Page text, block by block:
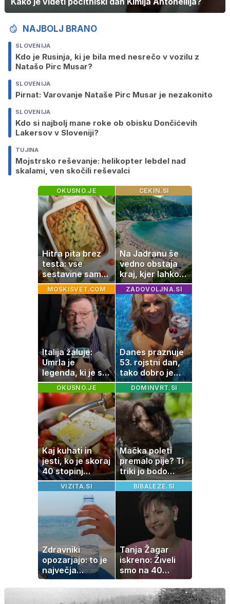
NAJBOLJ BRANO
SLOVENIJA
Kdo je Rusinja, ki je bila med nesrečo v vozilu z
Natašo Pirc Musar?
SLOVENIJA
Pirnat: Varovanje Nataše Pirc Musar je nezakonito
SLOVENIJA
Kdo si najbolj mane roke ob obisku Dončićevih
Lakersov v Sloveniji?
TUJINA
Mojstrsko reševanje: helikopter lebdel nad
skalami, ven skočili reševalci
OKUSNO.JE
Hitra pita brez
testa: vse
sestavine samo
zmešate in
pečica opravi
ostalo
CEKIN.SI
Na Jadranu še
vedno obstaja
kraj, kjer lahko
dopustujete
poceni:
nastanitev že od
10 evrov, kosilo
za pet evrov
MOSKISVET.COM
Italija žaluje:
Umrla je
legenda, ki je s
svojimi pesmimi
zaznamovala
Italijo
ZADOVOLJNA.SI
Danes praznuje
53. rojstni dan,
tako dobro je
videti znana
Slovenka
OKUSNO.JE
Kaj kuhati in
jesti, ko je skoraj
40 stopinj
Celzija: 5 kosil
brez prižiganja
DOMINVRT.SI
Mačka poleti
premalo pije? Ti
triki jo bodo
spodbudili, da
zaužije več vode
VIZITA.SI
Zdravniki
opozarjajo: to je
največja
napaka, ki jo
ljudje delajo med
vročino
BIBALEZE.SI
Tanja Žagar
iskreno: Živeli
smo na 40
kvadratih, a
imela sem vse,
kar otrok